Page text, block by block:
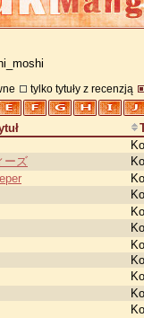
tylko tytuły z recenzją
ーズ